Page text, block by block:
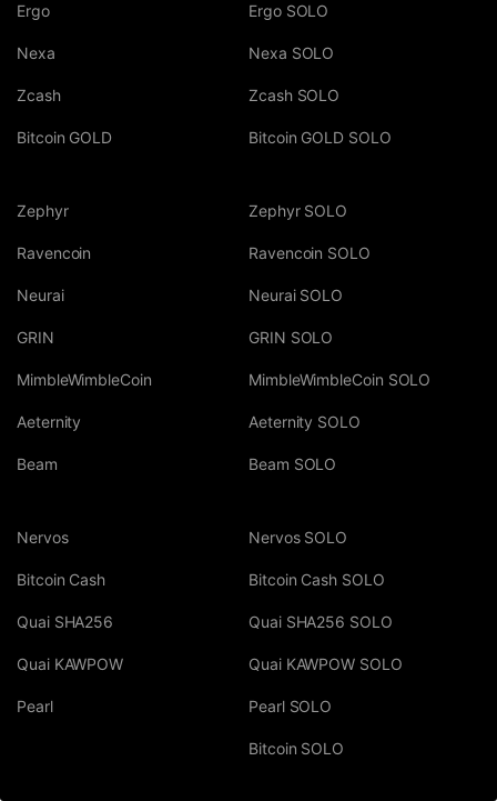
Ergo
Nexa
Zcash
Bitcoin GOLD
Ergo SOLO
Nexa SOLO
Zcash SOLO
Bitcoin GOLD SOLO
Zephyr
Ravencoin
Neurai
GRIN
MimbleWimbleCoin
Aeternity
Beam
Zephyr SOLO
Ravencoin SOLO
Neurai SOLO
GRIN SOLO
MimbleWimbleCoin SOLO
Aeternity SOLO
Beam SOLO
Nervos
Bitcoin Cash
Quai SHA256
Quai KAWPOW
Pearl
Nervos SOLO
Bitcoin Cash SOLO
Quai SHA256 SOLO
Quai KAWPOW SOLO
Pearl SOLO
Bitcoin SOLO